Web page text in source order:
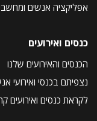
אפליקציה אנשים
כנסים ואירועים
הכנסים והאירועים שלנו
נצפיתם בכנסי ואירועי
לקראת כנסים ואירועים